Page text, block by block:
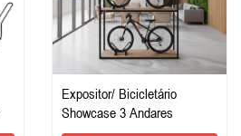
Expositor/ Bicicletário
Showcase 3 Andares